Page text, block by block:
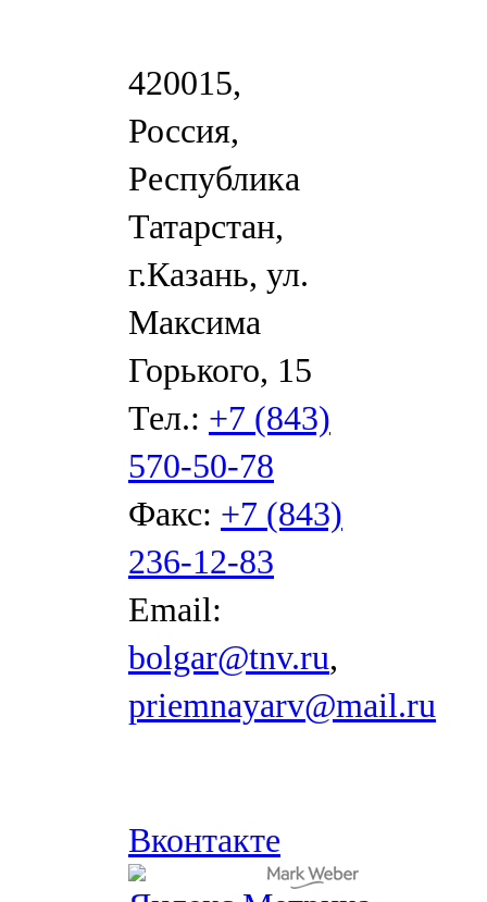
420015,
Россия,
Республика
Татарстан,
г.Казань, ул.
Максима
Горького, 15
Тел.: +7 (843)
570-50-78
Факс: +7 (843)
236-12-83
Email:
bolgar@tnv.ru,
priemnayarv@mail.ru
Вконтакте